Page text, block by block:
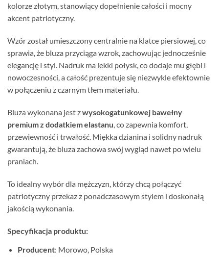
kolorze złotym, stanowiący dopełnienie całości i mocny
akcent patriotyczny.
Wzór został umieszczony centralnie na klatce piersiowej, co
sprawia, że bluza przyciąga wzrok, zachowując jednocześnie
elegancję i styl. Nadruk ma lekki połysk, co dodaje mu głębi i
nowoczesności, a całość prezentuje się niezwykle efektownie
w połączeniu z czarnym tłem materiału.
Bluza wykonana jest zwysokogatunkowej bawełny
premium z dodatkiem elastanu, co zapewnia komfort,
przewiewność i trwałość. Miękka dzianina i solidny nadruk
gwarantują, że bluza zachowa swój wygląd nawet po wielu
praniach.
To idealny wybór dla mężczyzn, którzy chcą połączyć
patriotyczny przekaz z ponadczasowym stylem i doskonałą
jakością wykonania.
Specyfikacja produktu:
Producent: Morowo, Polska